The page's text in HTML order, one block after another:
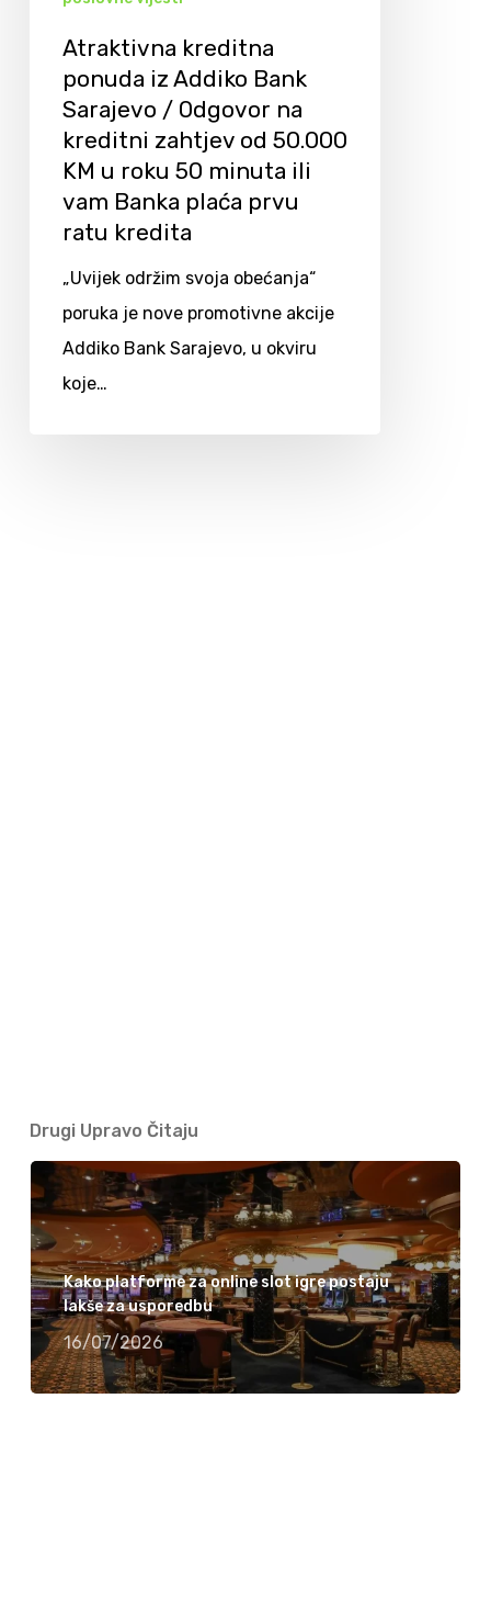
Atraktivna kreditna
ponuda iz Addiko Bank
Sarajevo / Odgovor na
kreditni zahtjev od 50.000
KM u roku 50 minuta ili
vam Banka plaća prvu
ratu kredita
„Uvijek održim svoja obećanja“
poruka je nove promotivne akcije
Addiko Bank Sarajevo, u okviru
koje…
Drugi Upravo Čitaju
Kako platforme za online slot igre postaju
lakše za usporedbu
16/07/2026